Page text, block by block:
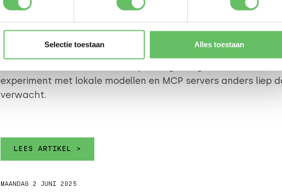
Selectie toestaan Alles toestaan
DINSDAG 10 JUNI 2025
HET RECEPT VOOR EEN EINDELOZE TAAK
experiment met lokale modellen en MCP servers anders liep
verwacht.
LEES ARTIKEL >
MAANDAG 2 JUNI 2025